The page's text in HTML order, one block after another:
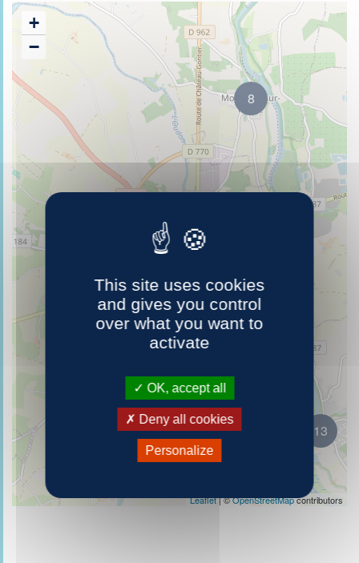
8
13
40
+
−
Leaflet| ©OpenStreetMapcontributors
This site uses cookies
and gives you control
over what you want to
activate
OK, accept all
Deny all cookies
Personalize